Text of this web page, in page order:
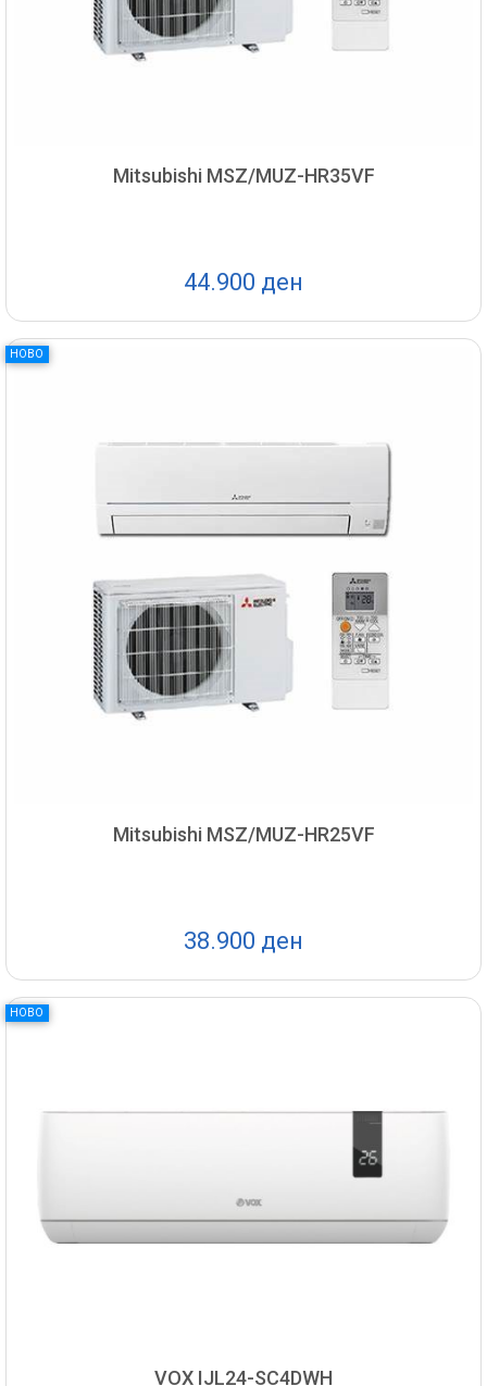
Mitsubishi MSZ/MUZ-HR35VF
44.900 ден
НОВО
Mitsubishi MSZ/MUZ-HR25VF
38.900 ден
НОВО
VOX IJL24-SC4DWH